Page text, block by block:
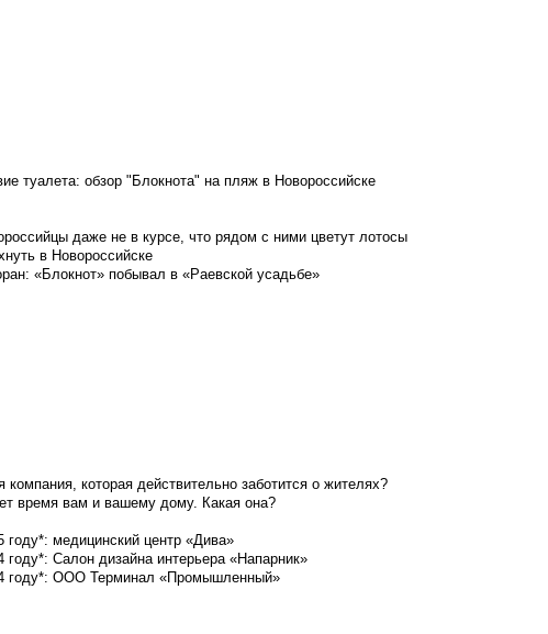
туалета: обзор "Блокнота" на пляж в Новороссийске
даже не в курсе, что рядом с ними цветут лотосы
в Новороссийске
«Блокнот» побывал в «Раевской усадьбе»
которая действительно заботится о жителях?
время вам и вашему дому. Какая она?
медицинский центр «Дива»
Салон дизайна интерьера «Напарник»
году*: ООО Терминал «Промышленный»